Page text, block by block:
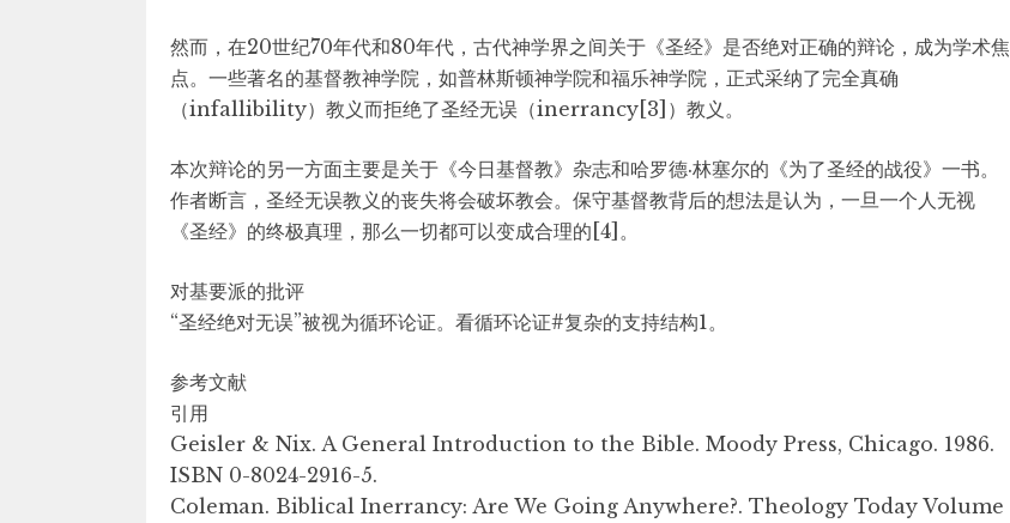
然而，在20世纪70年代和80年代，古代神学界之间关于《圣经》是否绝对正确的辩论，成为学术焦
点。一些著名的基督教神学院，如普林斯顿神学院和福乐神学院，正式采纳了完全真确
（infallibility）教义而拒绝了圣经无误（inerrancy[3]）教义。
本次辩论的另一方面主要是关于《今日基督教》杂志和哈罗德·林塞尔的《为了圣经的战役》一书。
作者断言，圣经无误教义的丧失将会破坏教会。保守基督教背后的想法是认为，一旦一个人无视
《圣经》的终极真理，那么一切都可以变成合理的[4]。
对基要派的批评
“圣经绝对无误”被视为循环论证。看循环论证#复杂的支持结构1。
参考文献
引用
Geisler & Nix. A General Introduction to the Bible. Moody Press, Chicago. 1986.
ISBN 0-8024-2916-5.
Coleman. Biblical Inerrancy: Are We Going Anywhere?. Theology Today Volume